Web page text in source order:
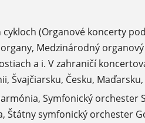
(Organové koncerty
Medzinárodný
a i. V zahraničí
Švajčiarsku, Česku,
Symfonický orchester
Štátny symfonický orchester